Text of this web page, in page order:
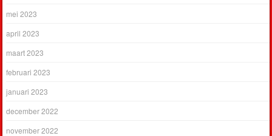
mei 2023
april 2023
maart 2023
februari 2023
januari 2023
december 2022
november 2022